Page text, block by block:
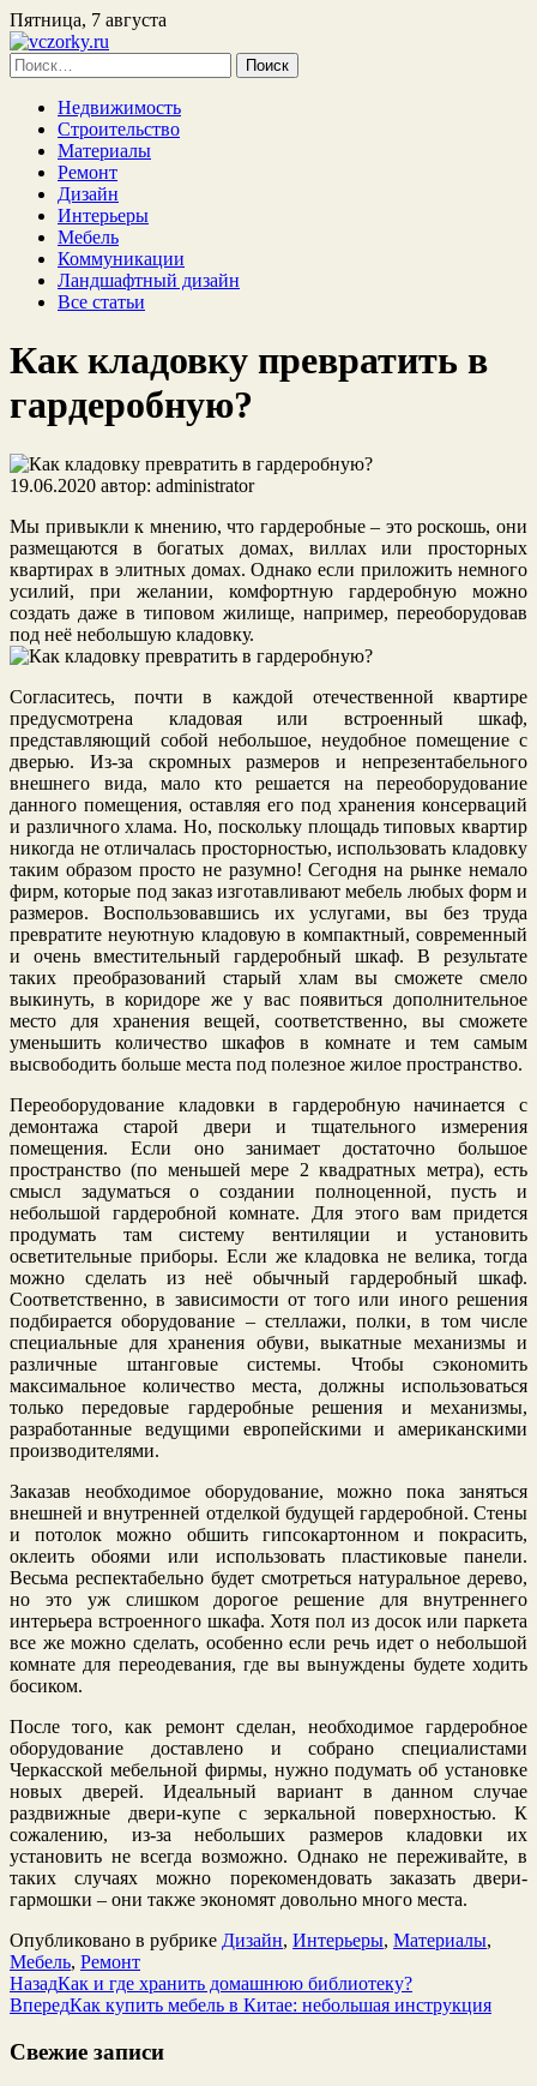
Пятница, 7 августа
Найти:
Недвижимость
Строительство
Материалы
Ремонт
Дизайн
Интерьеры
Мебель
Коммуникации
Ландшафтный дизайн
Все статьи
Как кладовку превратить в
гардеробную?
19.06.2020 автор: administrator
Мы привыкли к мнению, что гардеробные – это роскошь, они
размещаются в богатых домах, виллах или просторных
квартирах в элитных домах. Однако если приложить немного
усилий, при желании, комфортную гардеробную можно
создать даже в типовом жилище, например, переоборудовав
под неё небольшую кладовку.
Согласитесь, почти в каждой отечественной квартире
предусмотрена кладовая или встроенный шкаф,
представляющий собой небольшое, неудобное помещение с
дверью. Из-за скромных размеров и непрезентабельного
внешнего вида, мало кто решается на переоборудование
данного помещения, оставляя его под хранения консерваций
и различного хлама. Но, поскольку площадь типовых квартир
никогда не отличалась просторностью, использовать кладовку
таким образом просто не разумно! Сегодня на рынке немало
фирм, которые под заказ изготавливают мебель любых форм и
размеров. Воспользовавшись их услугами, вы без труда
превратите неуютную кладовую в компактный, современный
и очень вместительный гардеробный шкаф. В результате
таких преобразований старый хлам вы сможете смело
выкинуть, в коридоре же у вас появиться дополнительное
место для хранения вещей, соответственно, вы сможете
уменьшить количество шкафов в комнате и тем самым
высвободить больше места под полезное жилое пространство.
Переоборудование кладовки в гардеробную начинается с
демонтажа старой двери и тщательного измерения
помещения. Если оно занимает достаточно большое
пространство (по меньшей мере 2 квадратных метра), есть
смысл задуматься о создании полноценной, пусть и
небольшой гардеробной комнате. Для этого вам придется
продумать там систему вентиляции и установить
осветительные приборы. Если же кладовка не велика, тогда
можно сделать из неё обычный гардеробный шкаф.
Соответственно, в зависимости от того или иного решения
подбирается оборудование – стеллажи, полки, в том числе
специальные для хранения обуви, выкатные механизмы и
различные штанговые системы. Чтобы сэкономить
максимальное количество места, должны использоваться
только передовые гардеробные решения и механизмы,
разработанные ведущими европейскими и американскими
производителями.
Заказав необходимое оборудование, можно пока заняться
внешней и внутренней отделкой будущей гардеробной. Стены
и потолок можно обшить гипсокартонном и покрасить,
оклеить обоями или использовать пластиковые панели.
Весьма респектабельно будет смотреться натуральное дерево,
но это уж слишком дорогое решение для внутреннего
интерьера встроенного шкафа. Хотя пол из досок или паркета
все же можно сделать, особенно если речь идет о небольшой
комнате для переодевания, где вы вынуждены будете ходить
босиком.
После того, как ремонт сделан, необходимое гардеробное
оборудование доставлено и собрано специалистами
Черкасской мебельной фирмы, нужно подумать об установке
новых дверей. Идеальный вариант в данном случае
раздвижные двери-купе с зеркальной поверхностью. К
сожалению, из-за небольших размеров кладовки их
установить не всегда возможно. Однако не переживайте, в
таких случаях можно порекомендовать заказать двери-
гармошки – они также экономят довольно много места.
Опубликовано в рубрике Дизайн, Интерьеры, Материалы,
Мебель, Ремонт
НазадКак и где хранить домашнюю библиотеку?
ВпередКак купить мебель в Китае: небольшая инструкция
Свежие записи